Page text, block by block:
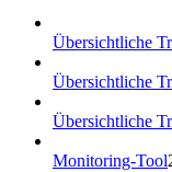
Übersichtliche
Übersichtliche
Übersichtliche
Monitoring-Tool